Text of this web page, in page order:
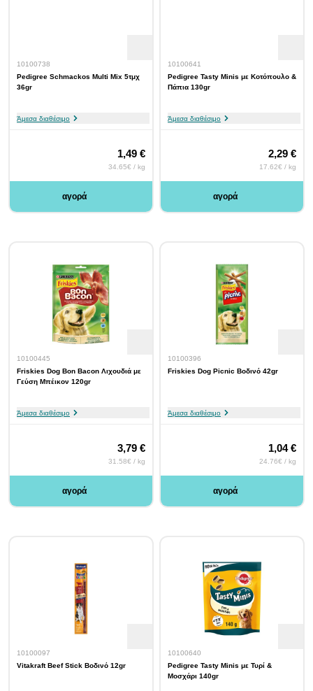
10100738
Pedigree Schmackos Multi Mix 5τμχ
36gr
Άμεσα διαθέσιμο
1,49 €
34.65€ / kg
αγορά
10100641
Pedigree Tasty Minis με Κοτόπουλο &
Πάπια 130gr
Άμεσα διαθέσιμο
2,29 €
17.62€ / kg
αγορά
10100445
Friskies Dog Bon Bacon Λιχουδιά με
Γεύση Μπέικον 120gr
Άμεσα διαθέσιμο
3,79 €
31.58€ / kg
αγορά
10100396
Friskies Dog Picnic Βοδινό 42gr
Άμεσα διαθέσιμο
1,04 €
24.76€ / kg
αγορά
10100097
Vitakraft Beef Stick Βοδινό 12gr
10100640
Pedigree Tasty Minis με Τυρί &
Μοσχάρι 140gr